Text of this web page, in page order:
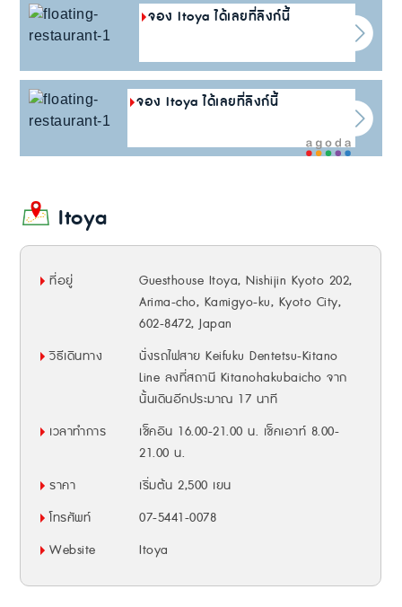
จอง Itoya ได้เลยที่ลิงก์นี้
จอง Itoya ได้เลยที่ลิงก์นี้
Itoya
ที่อยู่
Guesthouse Itoya, Nishijin Kyoto 202,
Arima-cho, Kamigyo-ku, Kyoto City,
602-8472, Japan
วิธีเดินทาง
นั่งรถไฟสาย Keifuku Dentetsu-Kitano
Line ลงที่สถานี Kitanohakubaicho จาก
นั้นเดินอีกประมาณ 17 นาที
เวลาทำการ
เช็คอิน 16.00-21.00 น. เช็คเอาท์ 8.00-
21.00 น.
ราคา
เริ่มต้น 2,500 เยน
โทรศัพท์
07-5441-0078
Website
Itoya